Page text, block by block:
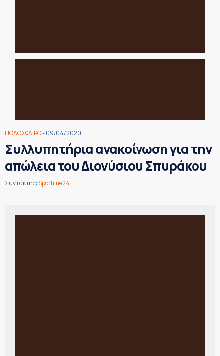
ΠΟΔΟΣΦΑΙΡΟ- 09/04/2020
Συλλυπητήρια ανακοίνωση για την
απώλεια του Διονύσιου Σπυράκου
Συντάκτης:Sportime24